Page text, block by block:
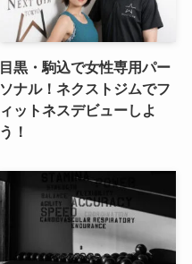
目黒・駒込で女性専用パー
ソナル！ネクストジムでフ
ィットネスデビューしよ
う！